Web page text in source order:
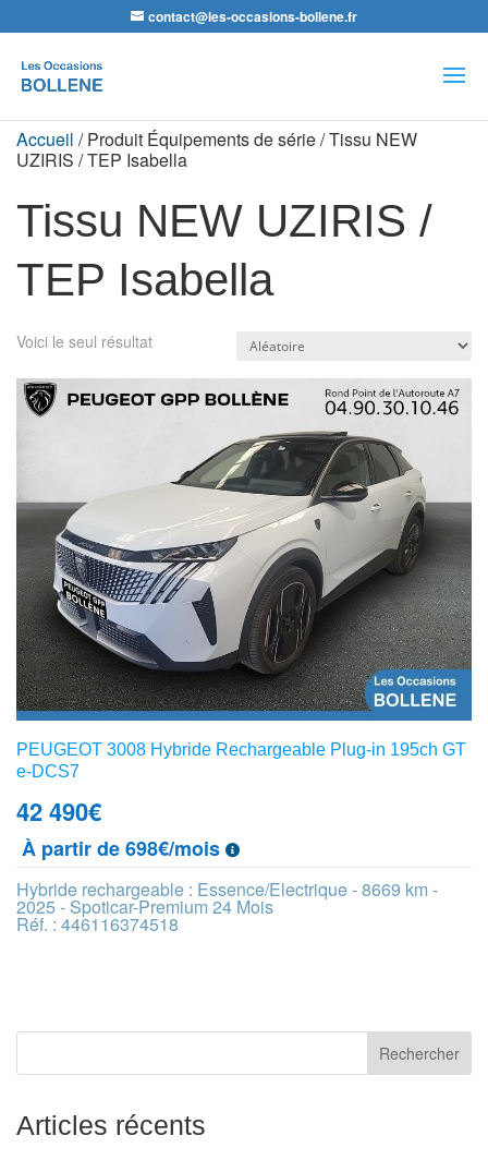
contact@les-occasions-bollene.fr
de
produits
Accueil / Produit Équipements de série / Tissu NEW
UZIRIS / TEP Isabella
Tissu NEW UZIRIS /
TEP Isabella
Voici le seul résultat
PEUGEOT 3008 Hybride Rechargeable Plug-in 195ch GT
e-DCS7
42 490€
À partir de 698€/mois
Hybride rechargeable : Essence/Electrique - 8669 km -
2025 - Spoticar-Premium 24 Mois
Réf. : 446116374518
Articles récents